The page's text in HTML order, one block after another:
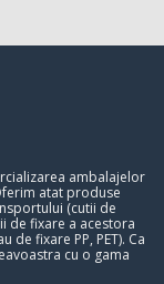
ambalajelor
atat produse
(cutii de
de fixare a acestora
fixare PP, PET). Ca
cu o gama